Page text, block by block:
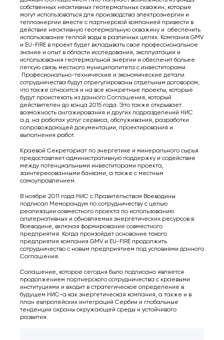
собственных неактивных геотермальных скважин, которые
могут использоваться для производства электроэнергии и
теплоэнергии вместе с партнерской компанией привести в
действие неактивную геотермальную скважину и обеспечить
использование теплой воды в различных целях. Компания GMV
и EU-FIRE в проект будет вкладывать свое профессиональное
знание и опыт в области исследования, эксплуатации и
использования геотермальной энергии и обеспечит больее
легкую связь местного муниципалитета с инвеститорами.
Професионально-технические и экономические детали
сотрудничества будут отрегулированы отдельным догoвором,
что также относится и на все конкретные проекты, которые
будут проистекать из данного Соглашения, который
действителен до конца 2015 года. Это также открывает
возможность ангажирования и других подразделений НИС
а.д. на работах услуг сервиса, обслуживания, разработки
сопровождающей документации, проектирования и
выполнения работ.
Краевой Секретариат по энергетике и минерального сырья
предоставляет административную поддержку и содействие
между потенциальными инвеститорами проекта,
заинтересованными банками, а также с местным
самоуправлением.
В ноябре 2011 года НИС с Правительством Воеводины
подписал Меморандум по сотрудничеству с целью
реализации совместного проекта по использованию
альтернативных и обновляемых энергетических ресурсов в
Воеводине, включая формирование совместного
предприятия. Когда произойдет основание такого
предприятия компания GMV и EU-FIRE продолжить
сотрудничество с новым предприятием под условиями данного
Соглашения.
Солашение, которое сегодня было подписано является
продолжением партнерского сотрудничества с краевыми
институциями и входит в стратегическое определение в
будущем НИС-а как энергетическая компания, а также и в
план евпропейских интеграций Сербии и глобальные
тенденции охраны окружающей среды и устойчивого
развития.